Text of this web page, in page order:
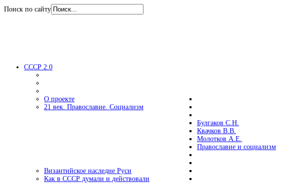
Поиск по сайту
СССР 2.0
О проекте
21 век. Православие. Социализм
Булгаков С.Н.
Квачков В.В.
Молотков А.Е.
Православие и социализм
Византийское наследие Руси
Как в СССР думали и действовали